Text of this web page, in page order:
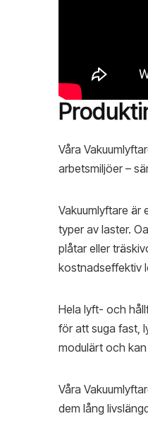
Våra
arbetsmiljöer –
Vakuumlyftare är
typer av laster.
plåtar eller
kostnadseffektiv
Hela lyft- och
för att suga fast,
modulärt och
Våra
dem lång